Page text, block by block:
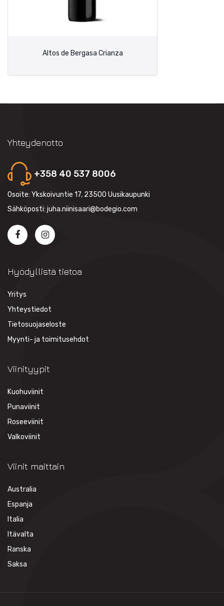
Altos de Bergasa Crianza
Yhteydenotto
+358 40 537 8006
Osoite: Ykskoivuntie 17, 23500 Uusikaupunki
Sähköposti: juha.niinisaari@bodegio.com
Hyödyllistä tietoa
Yritys
Yhteystiedot
Tietosuojaseloste
Myynti- ja toimitusehdot
Viinityypit
Kuohuviinit
Punaviinit
Roseeviinit
Valkoviinit
Viinit maittain
Australia
Espanja
Italia
Itävalta
Ranska
Saksa